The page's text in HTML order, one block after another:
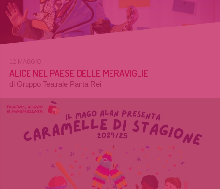
12 MAGGIO
ALICE NEL PAESE DELLE MERAVIGLIE
di Gruppo Teatrale Panta Rei